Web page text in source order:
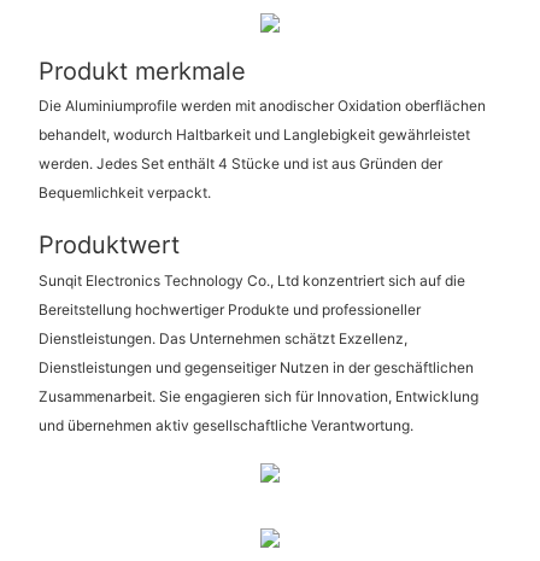
Produkt merkmale
Die Aluminiumprofile werden mit anodischer Oxidation oberflächen
behandelt, wodurch Haltbarkeit und Langlebigkeit gewährleistet
werden. Jedes Set enthält 4 Stücke und ist aus Gründen der
Bequemlichkeit verpackt.
Produktwert
Sunqit Electronics Technology Co., Ltd konzentriert sich auf die
Bereitstellung hochwertiger Produkte und professioneller
Dienstleistungen. Das Unternehmen schätzt Exzellenz,
Dienstleistungen und gegenseitiger Nutzen in der geschäftlichen
Zusammenarbeit. Sie engagieren sich für Innovation, Entwicklung
und übernehmen aktiv gesellschaftliche Verantwortung.